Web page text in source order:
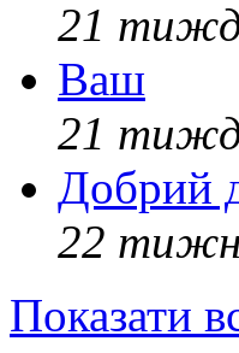
21
Ваш
21
Добрий
22
Показати